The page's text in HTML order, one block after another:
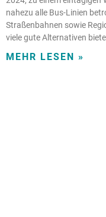
nahezu alle Bus-Linien
Straßenbahnen sowie
viele gute Alternativen
MEHR LESEN »